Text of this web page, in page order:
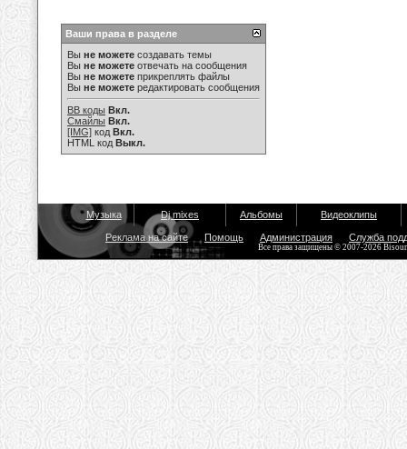
Ваши права в разделе
Вы не можете создавать темы
Вы не можете отвечать на сообщения
Вы не можете прикреплять файлы
Вы не можете редактировать сообщения
BB коды Вкл.
Смайлы Вкл.
[IMG] код Вкл.
HTML код Выкл.
Музыка Dj mixes Альбомы Видеоклипы
Реклама на сайте Помощь Администрация Служба
Все права защищены © 2007-2026